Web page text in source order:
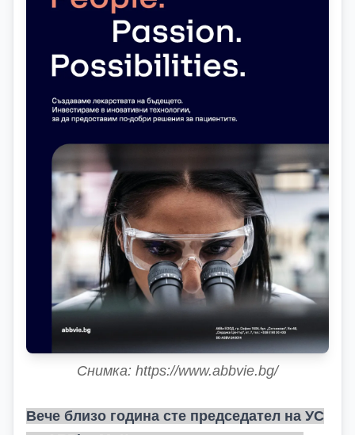
Снимка: https://www.abbvie.bg/
Вече близо година сте председател на УС